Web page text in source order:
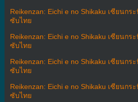
Reikenzan: Eichi e no Shikaku เซียนก
ซับไทย
Reikenzan: Eichi e no Shikaku เซียนก
ซับไทย
Reikenzan: Eichi e no Shikaku เซียนก
ซับไทย
Reikenzan: Eichi e no Shikaku เซียนก
ซับไทย